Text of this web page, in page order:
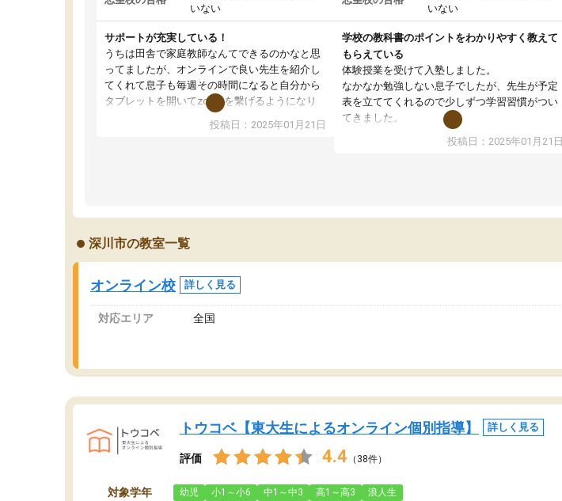
いない
サポートが充実している！
うちは田舎で家庭教師なんてできるのかなと思
ってましたが、オンラインで良い先生を紹介し
てくれて息子も毎週その時間になると自分から
タブレットを開いてzoomを繋げるようになり
ました！5科目なんでもOKなのもとても気に入
投稿日：2025年01月21日
いない
学校の教科書のポイントをわかりやすく教えて
もらえている
体験授業を受けて入塾しました。
なかなか勉強しない息子でしたが、先生が予定
表を立ててくれるので少しずつ学習習慣がつい
てきました。
オンラインで週に一度の受講ですが、指導が無
い日も予定表に基づいて勉強したり、LINEでわ
投稿日：2025年01月21日
深川市の教室一覧
オンライン校 詳しく見る
対応エリア 全国
トウコベ【東大生によるオンライン個別指導】 詳しく見る
評価 4.4 （38件）
対象学年 幼児 小1～小6 中1～中3 高1～高3 浪人生